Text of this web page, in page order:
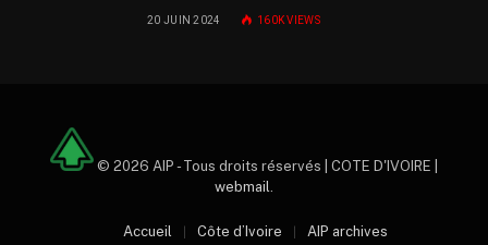
20 JUIN 2024 160KVIEWS
© 2026 AIP - Tous droits réservés | COTE D'IVOIRE |
webmail.
Accueil Côte d’Ivoire AIP archives